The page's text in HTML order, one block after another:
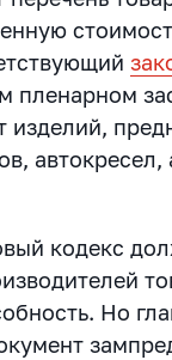
пленарном
изделий,
кодекс
Но